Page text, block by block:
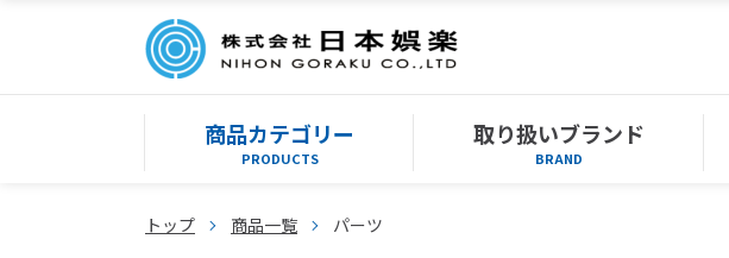
商品カテゴリー
PRODUCTS
取り扱いブランド
BRAND
トップ 商品一覧 パーツ